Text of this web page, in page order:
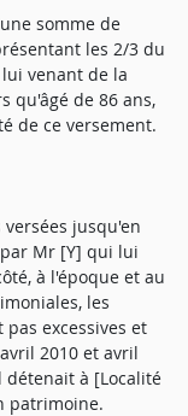
somme de
les 2/3 du
venant de la
qu'âgé de 86 ans,
de ce versement.
jusqu'en
Mr [Y] qui lui
à l'époque et au
les
excessives et
2010 et avril
détenait à [Localité
patrimoine.